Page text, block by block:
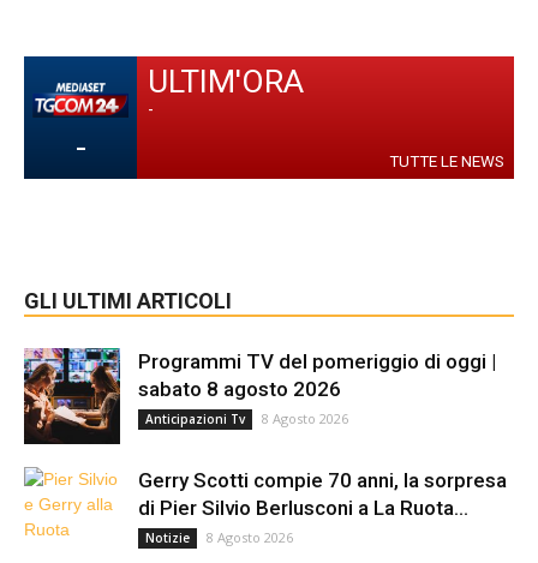
-
ULTIM'ORA
-
TUTTE LE NEWS
GLI ULTIMI ARTICOLI
Programmi TV del pomeriggio di oggi |
sabato 8 agosto 2026
Anticipazioni Tv 8 Agosto 2026
Gerry Scotti compie 70 anni, la sorpresa
di Pier Silvio Berlusconi a La Ruota...
Notizie 8 Agosto 2026